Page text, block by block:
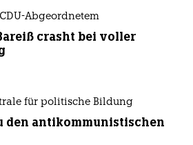
Abgeordnetem
crasht bei voller
für politische Bildung
den antikommunistischen